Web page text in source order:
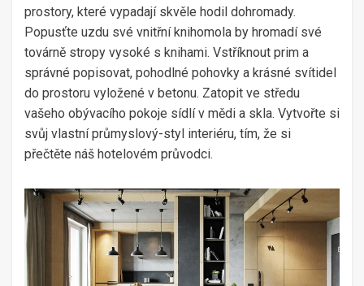
prostory, které vypadají skvěle hodil dohromady.
Popusťte uzdu své vnitřní knihomola by hromadí své
továrně stropy vysoké s knihami. Vstříknout prim a
správné popisovat, pohodlné pohovky a krásné svítidel
do prostoru vyložené v betonu. Zatopit ve středu
vašeho obývacího pokoje sídlí v mědi a skla. Vytvořte si
svůj vlastní průmyslový-styl interiéru, tím, že si
přečtěte náš hotelovém průvodci.